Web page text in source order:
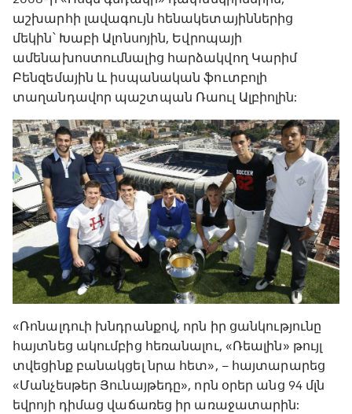
աշխարհի լավագույն հենակետայիններից
մեկին՝ Խաբի Ալոնսոյին, Եվրոպայի
ամենախոստումնալից հարձակվող Կարիմ
Բենզեմային և իսպանական ֆուտբոլի
տաղանդավոր պաշտպան Ռաուլ Ալբիոլին:
«Ռոնալդուի խնդրանքով, որն իր ցանկությունը
հայտնեց ակումբից հեռանալու, «Ռեալին» թույլ
տվեցինք բանակցել նրա հետ», – հայտարարեց
«Մանչեսթեր Յունայթեդը», որն օրեր անց 94 մլն
եվրոյի դիմաց վաճառեց իր առաջատարին: